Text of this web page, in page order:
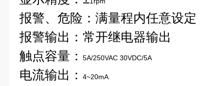
报警、危险：满量程内任意设定
报警输出：常开继电器输出
触点容量：
5A/250VAC 30VDC/5A
电流输出： 4~20mA